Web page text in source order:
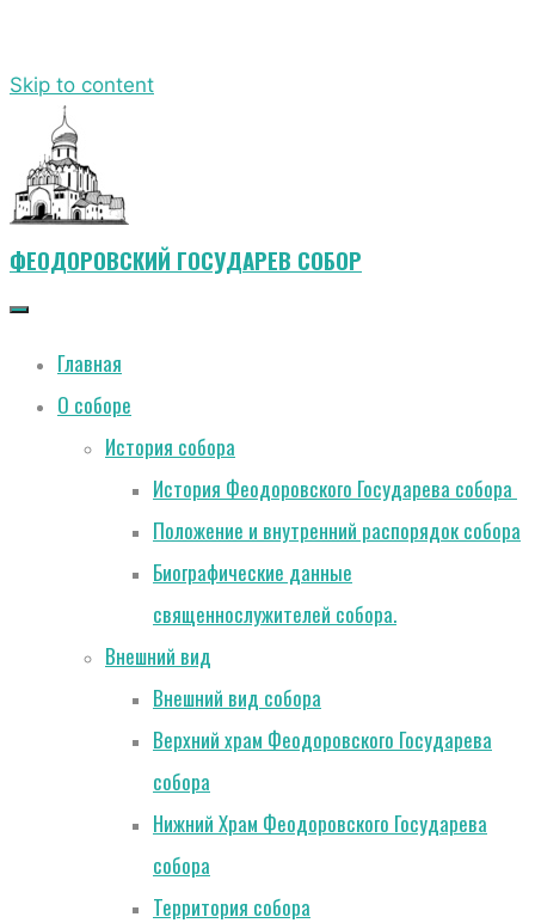
Skip to content
ФЕОДОРОВСКИЙ ГОСУДАРЕВ СОБОР
Главная
О соборе
История собора
История Феодоровского Государева собора
Положение и внутренний распорядок собора
Биографические данные
священнослужителей собора.
Внешний вид
Внешний вид собора
Верхний храм Феодоровского Государева
собора
Нижний Храм Феодоровского Государева
собора
Территория собора